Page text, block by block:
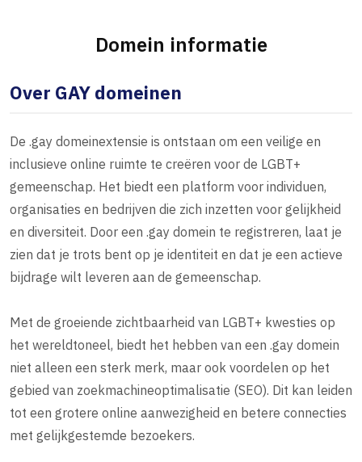
Domein informatie
Over GAY domeinen
De .gay domeinextensie is ontstaan om een veilige en
inclusieve online ruimte te creëren voor de LGBT+
gemeenschap. Het biedt een platform voor individuen,
organisaties en bedrijven die zich inzetten voor gelijkheid
en diversiteit. Door een .gay domein te registreren, laat je
zien dat je trots bent op je identiteit en dat je een actieve
bijdrage wilt leveren aan de gemeenschap.
Met de groeiende zichtbaarheid van LGBT+ kwesties op
het wereldtoneel, biedt het hebben van een .gay domein
niet alleen een sterk merk, maar ook voordelen op het
gebied van zoekmachineoptimalisatie (SEO). Dit kan leiden
tot een grotere online aanwezigheid en betere connecties
met gelijkgestemde bezoekers.